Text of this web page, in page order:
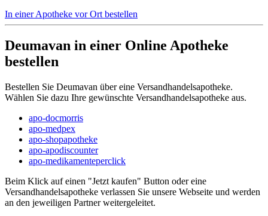
In einer Apotheke vor Ort bestellen
Deumavan in einer Online Apotheke
bestellen
Bestellen Sie Deumavan über eine Versandhandelsapotheke.
Wählen Sie dazu Ihre gewünschte Versandhandelsapotheke aus.
apo-docmorris
apo-medpex
apo-shopapotheke
apo-apodiscounter
apo-medikamenteperclick
Beim Klick auf einen "Jetzt kaufen" Button oder eine
Versandhandelsapotheke verlassen Sie unsere Webseite und werden
an den jeweiligen Partner weitergeleitet.